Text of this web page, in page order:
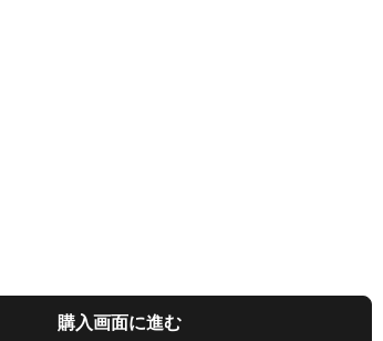
購入画面に進む